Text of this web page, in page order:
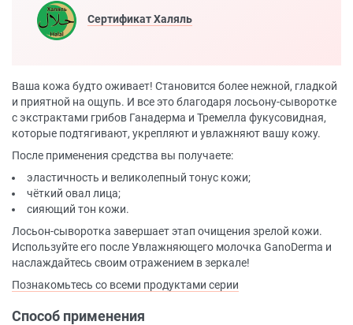
Сертификат Халяль
Ваша кожа будто оживает! Становится более нежной, гладкой
и приятной на ощупь. И все это благодаря лосьону-сыворотке
с экстрактами грибов Ганадерма и Тремелла фукусовидная,
которые подтягивают, укрепляют и увлажняют вашу кожу.
После применения средства вы получаете:
эластичность и великолепный тонус кожи;
чёткий овал лица;
сияющий тон кожи.
Лосьон-сыворотка завершает этап очищения зрелой кожи.
Используйте его после Увлажняющего молочка GanoDerma и
наслаждайтесь своим отражением в зеркале!
Познакомьтесь со всеми продуктами серии
Способ применения